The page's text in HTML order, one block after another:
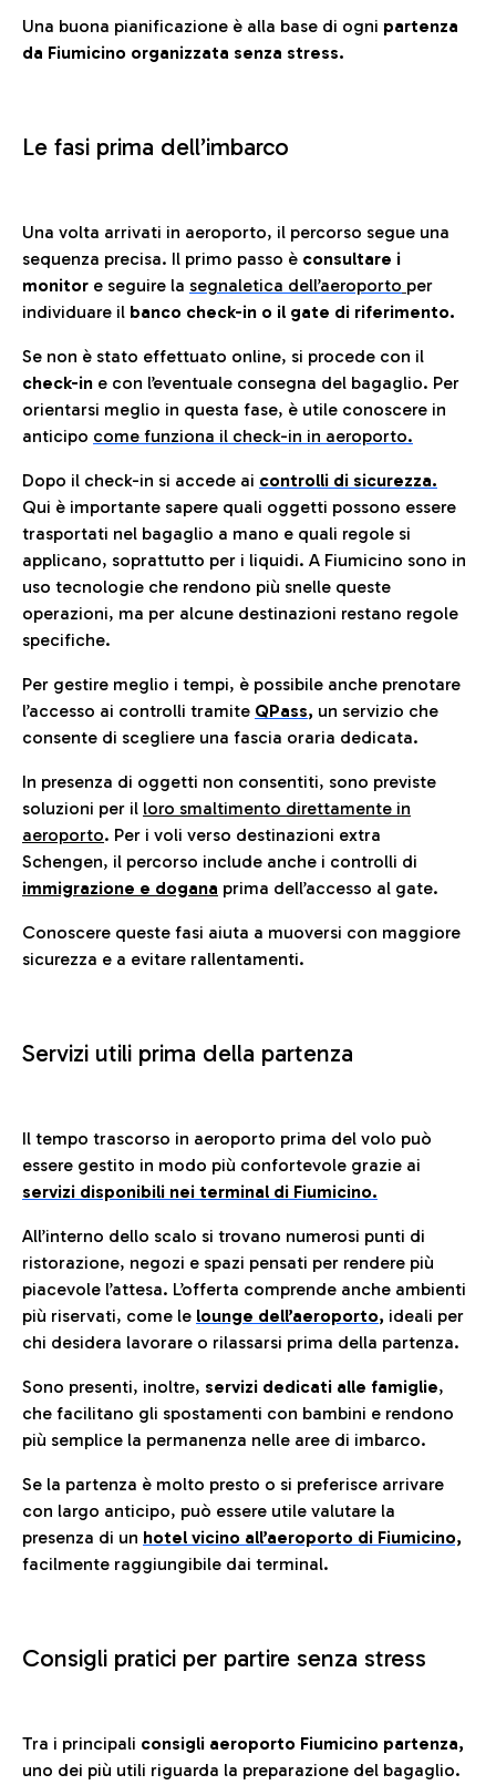
Una buona pianificazione è alla base di ogni partenza
da Fiumicino organizzata senza stress.
Le fasi prima dell’imbarco
Una volta arrivati in aeroporto, il percorso segue una
sequenza precisa. Il primo passo è consultare i
monitor e seguire la segnaletica dell’aeroporto per
individuare il banco check-in o il gate di riferimento.
Se non è stato effettuato online, si procede con il
check-in e con l’eventuale consegna del bagaglio. Per
orientarsi meglio in questa fase, è utile conoscere in
anticipo come funziona il check-in in aeroporto.
Dopo il check-in si accede ai controlli di sicurezza.
Qui è importante sapere quali oggetti possono essere
trasportati nel bagaglio a mano e quali regole si
applicano, soprattutto per i liquidi. A Fiumicino sono in
uso tecnologie che rendono più snelle queste
operazioni, ma per alcune destinazioni restano regole
specifiche.
Per gestire meglio i tempi, è possibile anche prenotare
l’accesso ai controlli tramite QPass, un servizio che
consente di scegliere una fascia oraria dedicata.
In presenza di oggetti non consentiti, sono previste
soluzioni per il loro smaltimento direttamente in
aeroporto. Per i voli verso destinazioni extra
Schengen, il percorso include anche i controlli di
immigrazione e dogana prima dell’accesso al gate.
Conoscere queste fasi aiuta a muoversi con maggiore
sicurezza e a evitare rallentamenti.
Servizi utili prima della partenza
Il tempo trascorso in aeroporto prima del volo può
essere gestito in modo più confortevole grazie ai
servizi disponibili nei terminal di Fiumicino.
All’interno dello scalo si trovano numerosi punti di
ristorazione, negozi e spazi pensati per rendere più
piacevole l’attesa. L’offerta comprende anche ambienti
più riservati, come le lounge dell’aeroporto, ideali per
chi desidera lavorare o rilassarsi prima della partenza.
Sono presenti, inoltre, servizi dedicati alle famiglie,
che facilitano gli spostamenti con bambini e rendono
più semplice la permanenza nelle aree di imbarco.
Se la partenza è molto presto o si preferisce arrivare
con largo anticipo, può essere utile valutare la
presenza di un hotel vicino all’aeroporto di Fiumicino,
facilmente raggiungibile dai terminal.
Consigli pratici per partire senza stress
Tra i principali consigli aeroporto Fiumicino partenza,
uno dei più utili riguarda la preparazione del bagaglio.